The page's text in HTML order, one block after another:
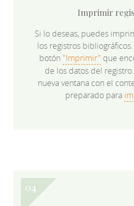
Imprimir
Si lo deseas, puedes
los registros
botón "Imprimir" que
de los datos del
nueva ventana con el
preparado para